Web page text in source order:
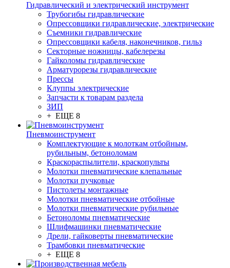
Гидравлический и электрический инструмент
Трубогибы гидравлические
Опрессовщики гидравлические, электрические
Съемники гидравлические
Опрессовщики кабеля, наконечников, гильз
Секторные ножницы, кабелерезы
Гайколомы гидравлические
Арматурорезы гидравлические
Прессы
Клуппы электрические
Запчасти к товарам раздела
ЗИП
+ ЕЩЕ 8
Пневмоинструмент
Комплектующие к молоткам отбойным,
рубильным, бетоноломам
Краскораспылители, краскопульты
Молотки пневматические клепальные
Молотки пучковые
Пистолеты монтажные
Молотки пневматические отбойные
Молотки пневматические рубильные
Бетоноломы пневматические
Шлифмашинки пневматические
Дрели, гайковерты пневматические
Трамбовки пневматические
+ ЕЩЕ 8